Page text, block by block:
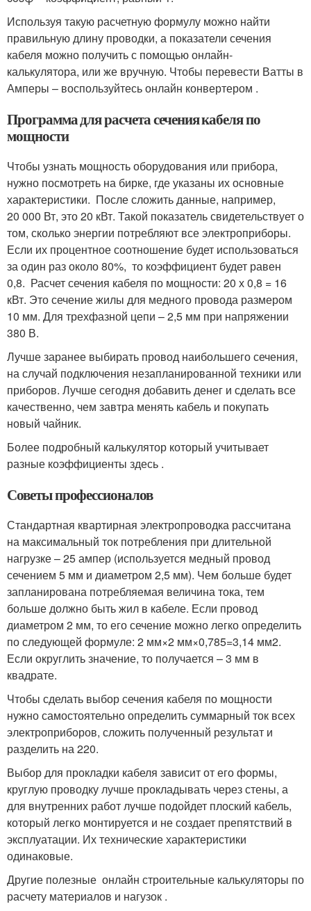
Используя такую расчетную формулу можно найти
правильную длину проводки, а показатели сечения
кабеля можно получить с помощью онлайн-
калькулятора, или же вручную. Чтобы перевести Ватты в
Амперы – воспользуйтесь онлайн конвертером .
Программа для расчета сечения кабеля по
мощности
Чтобы узнать мощность оборудования или прибора,
нужно посмотреть на бирке, где указаны их основные
характеристики. После сложить данные, например,
20 000 Вт, это 20 кВт. Такой показатель свидетельствует о
том, сколько энергии потребляют все электроприборы.
Если их процентное соотношение будет использоваться
за один раз около 80%, то коэффициент будет равен
0,8. Расчет сечения кабеля по мощности: 20 х 0,8 = 16
кВт. Это сечение жилы для медного провода размером
10 мм. Для трехфазной цепи – 2,5 мм при напряжении
380 В.
Лучше заранее выбирать провод наибольшего сечения,
на случай подключения незапланированной техники или
приборов. Лучше сегодня добавить денег и сделать все
качественно, чем завтра менять кабель и покупать
новый чайник.
Более подробный калькулятор который учитывает
разные коэффициенты здесь .
Советы профессионалов
Стандартная квартирная электропроводка рассчитана
на максимальный ток потребления при длительной
нагрузке – 25 ампер (используется медный провод
сечением 5 мм и диаметром 2,5 мм). Чем больше будет
запланирована потребляемая величина тока, тем
больше должно быть жил в кабеле. Если провод
диаметром 2 мм, то его сечение можно легко определить
по следующей формуле: 2 мм×2 мм×0,785=3,14 мм2.
Если округлить значение, то получается – 3 мм в
квадрате.
Чтобы сделать выбор сечения кабеля по мощности
нужно самостоятельно определить суммарный ток всех
электроприборов, сложить полученный результат и
разделить на 220.
Выбор для прокладки кабеля зависит от его формы,
круглую проводку лучше прокладывать через стены, а
для внутренних работ лучше подойдет плоский кабель,
который легко монтируется и не создает препятствий в
эксплуатации. Их технические характеристики
одинаковые.
Другие полезные онлайн строительные калькуляторы по
расчету материалов и нагузок .